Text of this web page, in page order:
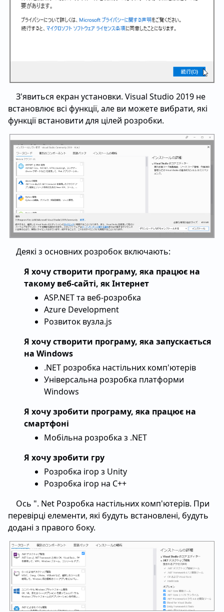
З'явиться екран установки. Visual Studio 2019 не
встановлює всі функції, але ви можете вибрати, які
функції встановити для цілей розробки.
Деякі з основних розробок включають:
Я хочу створити програму, яка працює на
такому веб-сайті, як Інтернет
ASP.NET та веб-розробка
Azure Development
Розвиток вузла.js
Я хочу створити програму, яка запускається
на Windows
.NET розробка настільних комп'ютерів
Універсальна розробка платформи
Windows
Я хочу зробити програму, яка працює на
смартфоні
Мобільна розробка з .NET
Я хочу зробити гру
Розробка ігор з Unity
Розробка ігор на C++
Ось ". Net Розробка настільних комп'ютерів. При
перевірці елементи, які будуть встановлені, будуть
додані з правого боку.